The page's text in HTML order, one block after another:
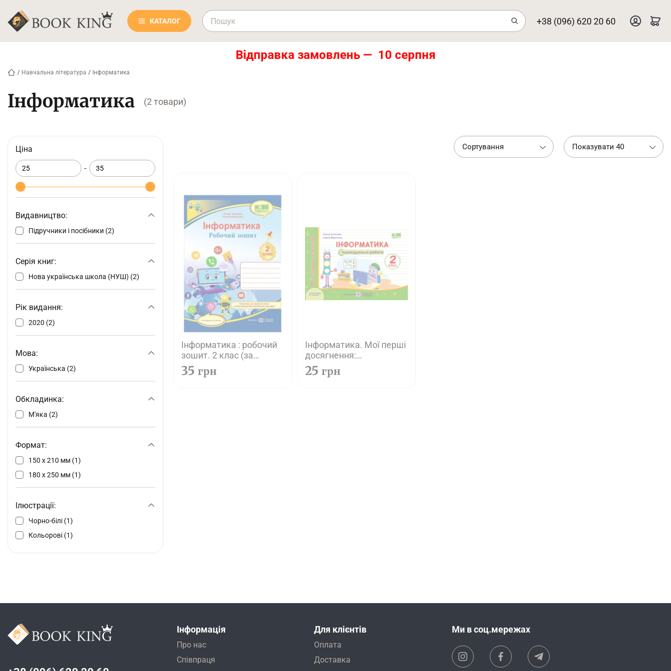
КАТАЛОГ +38 (096) 620 20 60
Відправка замовлень — 10 серпня
/ Навчальна література / Інформатика
Інформатика (2 товари)
Ціна
Видавництво:
Підручники і посібники (2)
Серія книг:
Нова українська школа (НУШ) (2)
Рік видання:
2020 (2)
Мова:
Українська (2)
Обкладинка:
М'яка (2)
Формат:
150 х 210 мм (1)
180 х 250 мм (1)
Ілюстрації:
Чорно-білі (1)
Кольорові (1)
Сортування Показувати 40
Інформатика : робочий
зошит. 2 клас (за
програмою О.
Савченко)
35 грн
Інформатика. Мої перші
досягнення:
індивідуальні роботи. 2
клас
25 грн
Інформація
Про нас
Співпраця
Для клієнтів
Оплата
Доставка
Ми в соц.мережах